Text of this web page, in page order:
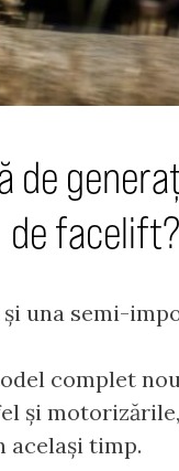
de
de facelift?
una semi-
complet
și
același timp.